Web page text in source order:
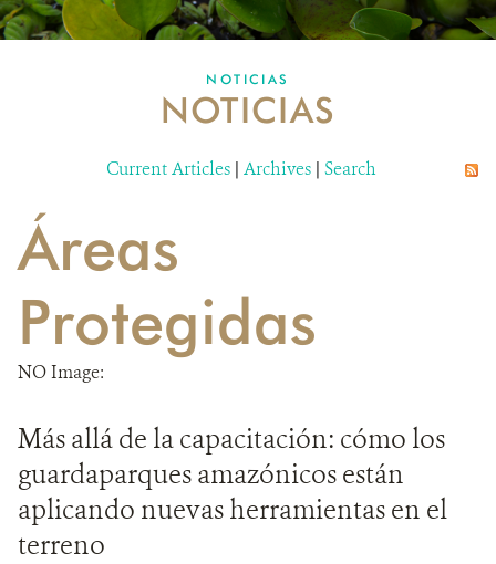
MECANISMO DE ATENCIÓN DE QUEJAS Y RECLAMOS
DONA
NOTICIAS
NOTICIAS
Current Articles | Archives | Search
Áreas
Protegidas
NO Image:
Más allá de la capacitación: cómo los
guardaparques amazónicos están
aplicando nuevas herramientas en el
terreno